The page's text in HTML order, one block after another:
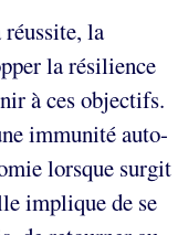
la
la résilience
à ces objectifs.
immunité auto-
lorsque surgit
implique de se